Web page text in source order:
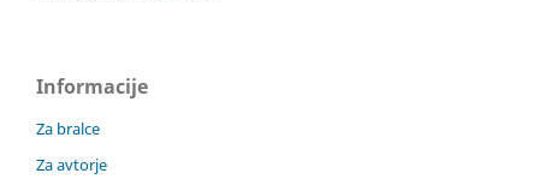
Informacije
Za bralce
Za avtorje